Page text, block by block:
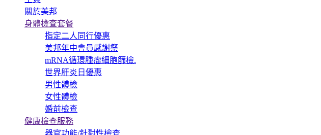
關於美邦
身體檢查套餐
指定二人同行優惠
美邦年中會員感謝祭
mRNA循環腫瘤細胞篩檢.
世界肝炎日優惠
男性體檢
女性體檢
婚前檢查
健康檢查服務
器官功能/針對性檢查